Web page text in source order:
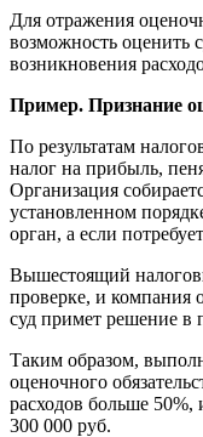
Для отражения
возможность оценить
возникновения
Пример. Признание
По результатам
налог на прибыль,
Организация
установленном
орган, а если
Вышестоящий
проверке, и компания
суд примет решение в
Таким образом,
оценочного
расходов больше
300 000 руб.